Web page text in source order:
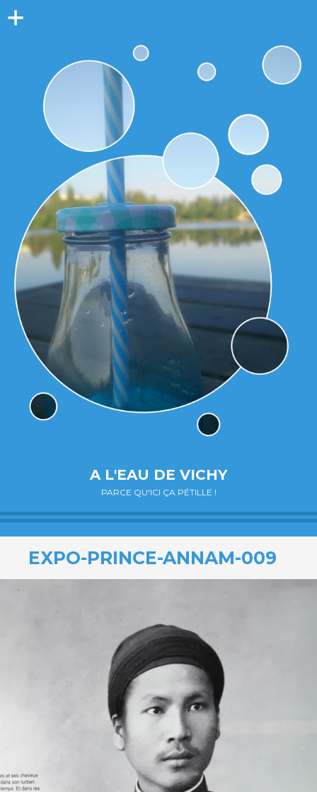
A L'EAU DE VICHY
PARCE QU'ICI ÇA PÉTILLE !
EXPO-PRINCE-ANNAM-009